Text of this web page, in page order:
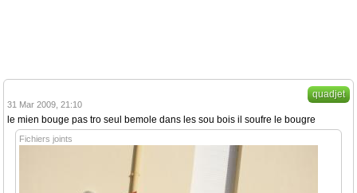
quadjet
31 Mar 2009, 21:10
le mien bouge pas tro seul bemole dans les sou bois il soufre le bougre
Fichiers joints